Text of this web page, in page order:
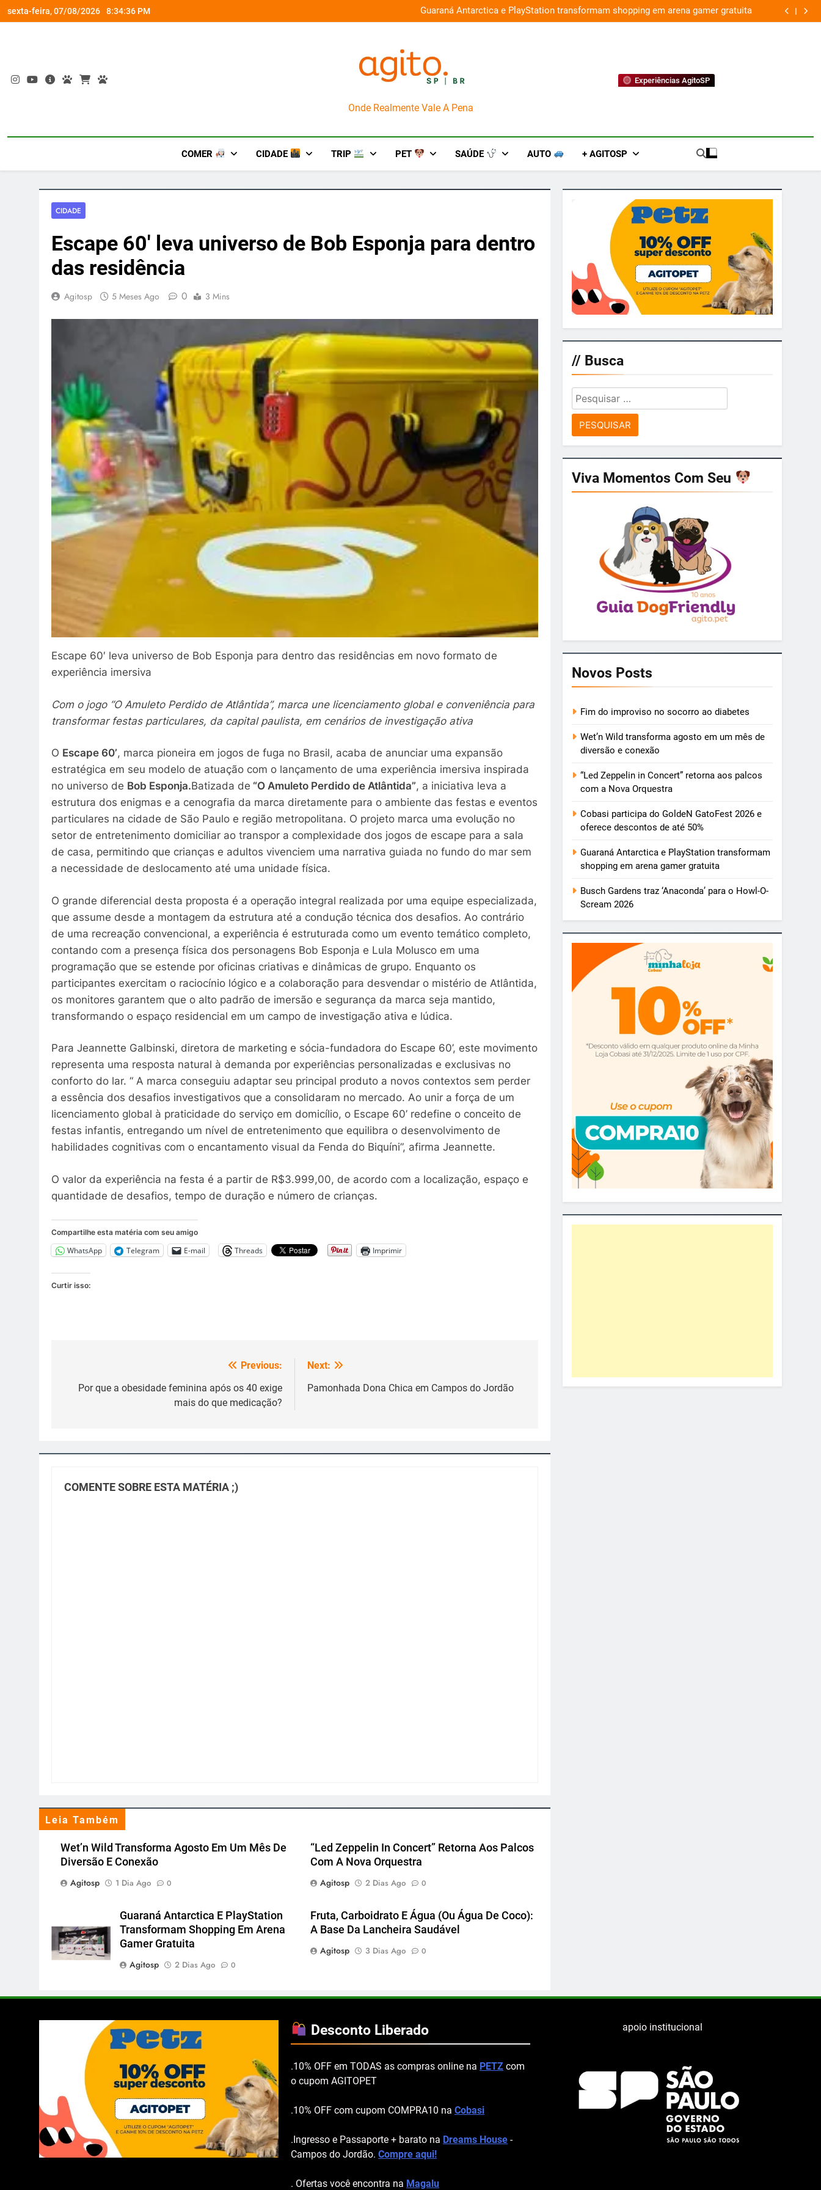
Skip
to
sexta-feira, 07/08/2026 8:34:37 PM
a Nova Orquestra Cobasi participa do GoldeN GatoFest 2026 e oferece descontos de até 50% Guaraná Antarctica e PlayStation transformam shopping em arena gamer gratuita
AgitoSP
Onde Realmente Vale A Pena
Experiências AgitoSP
COMER CIDADE TRIP PET SAÚDE AUTO + AGITOSP
CIDADE
Escape 60′ leva universo de Bob Esponja para dentro
das residência
Agitosp 5 Meses Ago 0 3 Mins
Escape 60′ leva universo de Bob Esponja para dentro das residências em novo formato de
experiência imersiva
Com o jogo “O Amuleto Perdido de Atlântida”, marca une licenciamento global e conveniência para
transformar festas particulares, da capital paulista, em cenários de investigação ativa
O Escape 60’, marca pioneira em jogos de fuga no Brasil, acaba de anunciar uma expansão
estratégica em seu modelo de atuação com o lançamento de uma experiência imersiva inspirada
no universo de Bob Esponja.Batizada de “O Amuleto Perdido de Atlântida”, a iniciativa leva a
estrutura dos enigmas e a cenografia da marca diretamente para o ambiente das festas e eventos
particulares na cidade de São Paulo e região metropolitana. O projeto marca uma evolução no
setor de entretenimento domiciliar ao transpor a complexidade dos jogos de escape para a sala
de casa, permitindo que crianças e adultos vivenciem uma narrativa guiada no fundo do mar sem
a necessidade de deslocamento até uma unidade física.
O grande diferencial desta proposta é a operação integral realizada por uma equipe especializada,
que assume desde a montagem da estrutura até a condução técnica dos desafios. Ao contrário
de uma recreação convencional, a experiência é estruturada como um evento temático completo,
contando com a presença física dos personagens Bob Esponja e Lula Molusco em uma
programação que se estende por oficinas criativas e dinâmicas de grupo. Enquanto os
participantes exercitam o raciocínio lógico e a colaboração para desvendar o mistério de Atlântida,
os monitores garantem que o alto padrão de imersão e segurança da marca seja mantido,
transformando o espaço residencial em um campo de investigação ativa e lúdica.
Para Jeannette Galbinski, diretora de marketing e sócia-fundadora do Escape 60’, este movimento
representa uma resposta natural à demanda por experiências personalizadas e exclusivas no
conforto do lar. “ A marca conseguiu adaptar seu principal produto a novos contextos sem perder
a essência dos desafios investigativos que a consolidaram no mercado. Ao unir a força de um
licenciamento global à praticidade do serviço em domicílio, o Escape 60’ redefine o conceito de
festas infantis, entregando um nível de entretenimento que equilibra o desenvolvimento de
habilidades cognitivas com o encantamento visual da Fenda do Biquíni”, afirma Jeannette.
O valor da experiência na festa é a partir de R$3.999,00, de acordo com a localização, espaço e
quantidade de desafios, tempo de duração e número de crianças.
Compartilhe esta matéria com seu amigo
WhatsApp Telegram E-mail Threads Imprimir
Curtir isso:
de
Previous:
Por que a obesidade feminina após os 40 exige
mais do que medicação?
Next:
Pamonhada Dona Chica em Campos do Jordão
COMENTE SOBRE ESTA MATÉRIA ;)
Leia Também
Wet’n Wild Transforma Agosto Em Um Mês De
Diversão E Conexão
Agitosp
1 Dia Ago 0
“Led Zeppelin In Concert” Retorna Aos Palcos
Com A Nova Orquestra
Agitosp
2 Dias Ago 0
Guaraná Antarctica E PlayStation
Transformam Shopping Em Arena
Gamer Gratuita
Agitosp
2 Dias Ago 0
Fruta, Carboidrato E Água (ou Água De Coco):
A Base Da Lancheira Saudável
Agitosp
3 Dias Ago 0
// Busca
Pesquisar
por:
Viva Momentos Com Seu
Novos Posts
Fim do improviso no socorro ao diabetes
Wet’n Wild transforma agosto em um mês de
diversão e conexão
“Led Zeppelin in Concert” retorna aos palcos
com a Nova Orquestra
Cobasi participa do GoldeN GatoFest 2026 e
oferece descontos de até 50%
Guaraná Antarctica e PlayStation transformam
shopping em arena gamer gratuita
Busch Gardens traz ‘Anaconda’ para o Howl-O-
Scream 2026
Desconto Liberado
.10% OFF em TODAS as compras online na PETZ com
o cupom AGITOPET
.10% OFF com cupom COMPRA10 na Cobasi
.Ingresso e Passaporte + barato na Dreams House -
Campos do Jordão. Compre aqui!
. Ofertas você encontra na Magalu
apoio institucional